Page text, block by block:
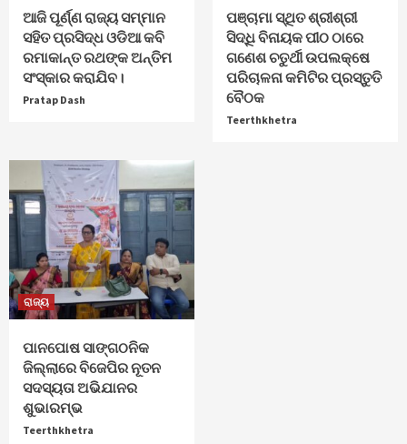
ଆଜି ପୂର୍ଣ୍ଣ ରାଜ୍ୟ ସମ୍ମାନ
ସହିତ ପ୍ରସିଦ୍ଧ ଓଡିଆ କବି
ରମାକାନ୍ତ ରଥଙ୍କ ଅନ୍ତିମ
ସଂସ୍କାର କରାଯିବ।
Pratap Dash
ପଞ୍ଚାମା ସ୍ଥିତ ଶ୍ରୀଶ୍ରୀ
ସିଦ୍ଧି ବିନାୟକ ପୀଠ ଠାରେ
ଗଣେଶ ଚତୁର୍ଥୀ ଉପଲକ୍ଷେ
ପରିଚାଳନା କମିଟିର ପ୍ରସ୍ତୁତି
ବୈଠକ
Teerthkhetra
ରାଜ୍ୟ
ପାନପୋଷ ସାଙ୍ଗଠନିକ
ଜିଲ୍ଲାରେ ବିଜେପିର ନୂତନ
ସଦସ୍ୟତା ଅଭିଯାନର
ଶୁଭାରମ୍ଭ
Teerthkhetra